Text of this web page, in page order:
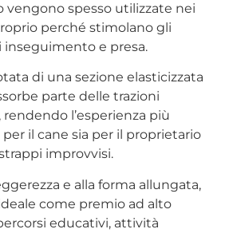
vengono spesso utilizzate nei
perché stimolano gli
e presa.
di una sezione elasticizzata
parte delle trazioni
l’esperienza più
il cane sia per il proprietario
improvvisi.
e alla forma allungata,
come premio ad alto
educativi, attività